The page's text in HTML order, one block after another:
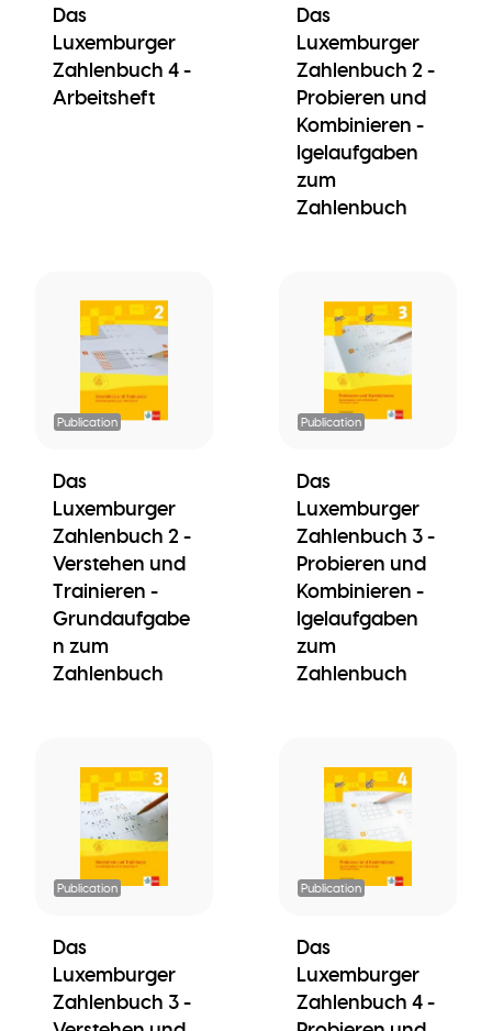
Das
Luxemburger
Zahlenbuch 4 -
Arbeitsheft
Das
Luxemburger
Zahlenbuch 2 -
Probieren und
Kombinieren -
Igelaufgaben
zum
Zahlenbuch
Publication
Das
Luxemburger
Zahlenbuch 2 -
Verstehen und
Trainieren -
Grundaufgabe
n zum
Zahlenbuch
Publication
Das
Luxemburger
Zahlenbuch 3 -
Probieren und
Kombinieren -
Igelaufgaben
zum
Zahlenbuch
Publication
Das
Luxemburger
Zahlenbuch 3 -
Publication
Das
Luxemburger
Zahlenbuch 4 -